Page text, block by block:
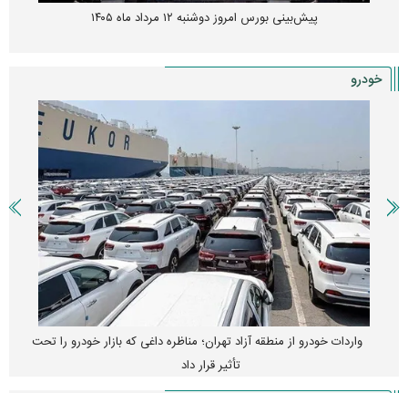
پیش‌بینی بورس امروز دوشنبه ۱۲ مرداد ماه ۱۴۰۵
خودرو
واردات خودرو از منطقه آزاد تهران؛ مناظره داغی که بازار خودرو را تحت
تأثیر قرار داد